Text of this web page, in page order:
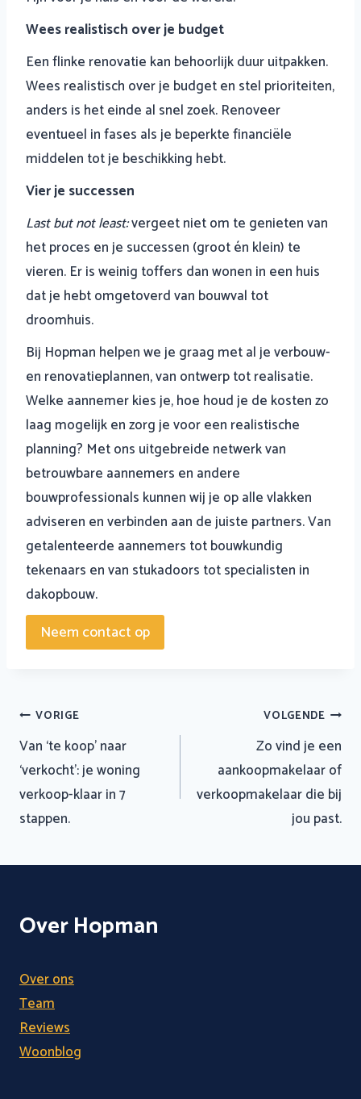
Wees realistisch over je budget
Een flinke renovatie kan behoorlijk duur uitpakken.
Wees realistisch over je budget en stel prioriteiten,
anders is het einde al snel zoek. Renoveer
eventueel in fases als je beperkte financiële
middelen tot je beschikking hebt.
Vier je successen
Last but not least:vergeet niet om te genieten van
het proces en je successen (groot én klein) te
vieren. Er is weinig toffers dan wonen in een huis
dat je hebt omgetoverd van bouwval tot
droomhuis.
Bij Hopman helpen we je graag met al je verbouw-
en renovatieplannen, van ontwerp tot realisatie.
Welke aannemer kies je, hoe houd je de kosten zo
laag mogelijk en zorg je voor een realistische
planning? Met ons uitgebreide netwerk van
betrouwbare aannemers en andere
bouwprofessionals kunnen wij je op alle vlakken
adviseren en verbinden aan de juiste partners. Van
getalenteerde aannemers tot bouwkundig
tekenaars en van stukadoors tot specialisten in
dakopbouw.
Neem contact op
Bericht
navigatie
VORIGE
Van ‘te koop’ naar
‘verkocht’: je woning
verkoop-klaar in 7
stappen.
VOLGENDE
Zo vind je een
aankoopmakelaar of
verkoopmakelaar die bij
jou past.
Over Hopman
Over ons
Team
Reviews
Woonblog